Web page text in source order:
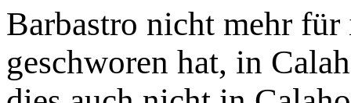
Barbastro nicht mehr
geschworen hat, in